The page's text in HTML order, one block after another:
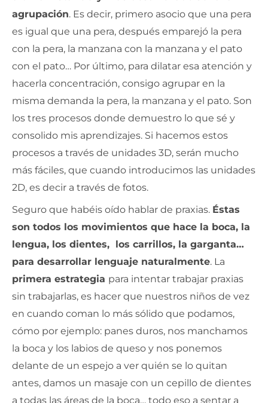
agrupación. Es decir, primero asocio que una pera
es igual que una pera, después emparejó la pera
con la pera, la manzana con la manzana y el pato
con el pato… Por último, para dilatar esa atención y
hacerla concentración, consigo agrupar en la
misma demanda la pera, la manzana y el pato. Son
los tres procesos donde demuestro lo que sé y
consolido mis aprendizajes. Si hacemos estos
procesos a través de unidades 3D, serán mucho
más fáciles, que cuando introducimos las unidades
2D, es decir a través de fotos.
Seguro que habéis oído hablar de praxias. Éstas
son todos los movimientos que hace la boca, la
lengua, los dientes, los carrillos, la garganta…
para desarrollar lenguaje naturalmente. La
primera estrategia para intentar trabajar praxias
sin trabajarlas, es hacer que nuestros niños de vez
en cuando coman lo más sólido que podamos,
cómo por ejemplo: panes duros, nos manchamos
la boca y los labios de queso y nos ponemos
delante de un espejo a ver quién se lo quitan
antes, damos un masaje con un cepillo de dientes
a todas las áreas de la boca… todo eso a sentar a